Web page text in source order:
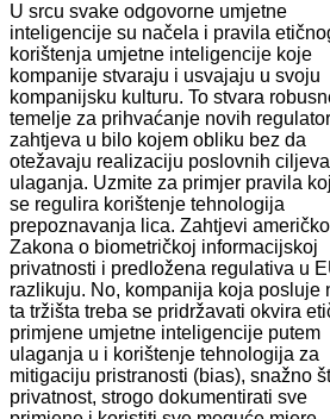
U srcu svake odgovorne umjetne
inteligencije su načela i pravila
korištenja umjetne inteligencije koje
kompanije stvaraju i usvajaju u svoju
kompanijsku kulturu. To stvara
temelje za prihvaćanje novih
zahtjeva u bilo kojem obliku bez da
otežavaju realizaciju poslovnih
ulaganja. Uzmite za primjer pravila
se regulira korištenje tehnologija
prepoznavanja lica. Zahtjevi
Zakona o biometričkoj informacijskoj
privatnosti i predložena regulativa u
razlikuju. No, kompanija koja posluje
ta tržišta treba se pridržavati okvira
primjene umjetne inteligencije putem
ulaganja u i korištenje tehnologija za
mitigaciju pristranosti (bias), snažno
privatnost, strogo dokumentirati sve